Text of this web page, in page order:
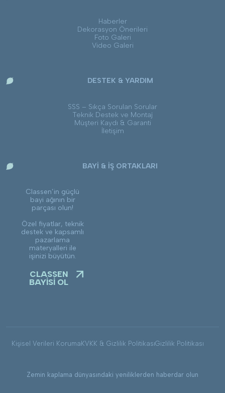
Haberler
Dekorasyon Önerileri
Foto Galeri
Video Galeri
DESTEK & YARDIM
SSS – Sıkça Sorulan Sorular
Teknik Destek ve Montaj
Müşteri Kaydı & Garanti
İletişim
BAYİ & İŞ ORTAKLARI
Classen’in güçlü
bayi ağının bir
parçası olun!
Özel fiyatlar, teknik
destek ve kapsamlı
pazarlama
materyalleri ile
işinizi büyütün.
CLASSEN
BAYİSİ OL
Kişisel Verileri KorumaKVKK & Gizlilik PolitikasıGizlilik Politikası
Zemin kaplama dünyasındaki yeniliklerden haberdar olun